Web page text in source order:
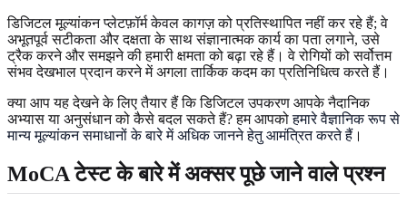
डिजिटल मूल्यांकन प्लेटफ़ॉर्म केवल कागज़ को प्रतिस्थापित नहीं कर रहे हैं; वे
अभूतपूर्व सटीकता और दक्षता के साथ संज्ञानात्मक कार्य का पता लगाने, उसे
ट्रैक करने और समझने की हमारी क्षमता को बढ़ा रहे हैं। वे रोगियों को सर्वोत्तम
संभव देखभाल प्रदान करने में अगला तार्किक कदम का प्रतिनिधित्व करते हैं।
क्या आप यह देखने के लिए तैयार हैं कि डिजिटल उपकरण आपके नैदानिक ​​
अभ्यास या अनुसंधान को कैसे बदल सकते हैं? हम आपकोहमारे वैज्ञानिक रूप से
मान्य मूल्यांकन समाधानों के बारे में अधिक जानने हेतु आमंत्रित करते हैं ।
MoCA टेस्ट के बारे में अक्सर पूछे जाने वाले प्रश्न